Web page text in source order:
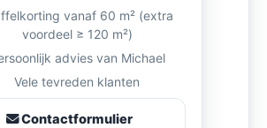
vanaf 60 m² (extra
voordeel ≥ 120 m²)
advies van Michael
Vele tevreden klanten
Contactformulier